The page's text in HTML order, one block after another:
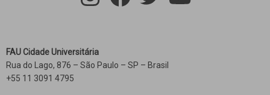
FAU Cidade Universitária
Rua do Lago, 876 – São Paulo – SP – Brasil
+55 11 3091 4795